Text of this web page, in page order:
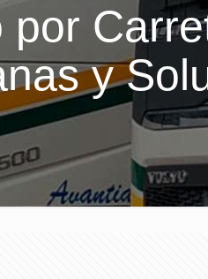
por
y